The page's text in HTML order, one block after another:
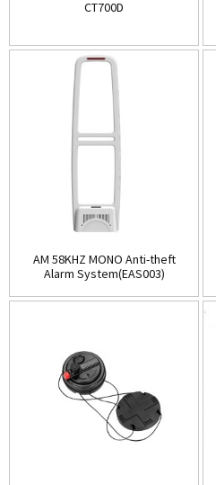
CT700D
AM 58KHZ MONO Anti-theft
Alarm System(EAS003)